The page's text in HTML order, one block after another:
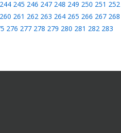
244 245 246 247 248 249 250 251 252
260 261 262 263 264 265 266 267 268
276 277 278 279 280 281 282 283